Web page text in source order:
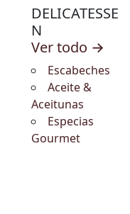
DELICATESSE
N
Ver todo →
Escabeches
Aceite &
Aceitunas
Especias
Gourmet